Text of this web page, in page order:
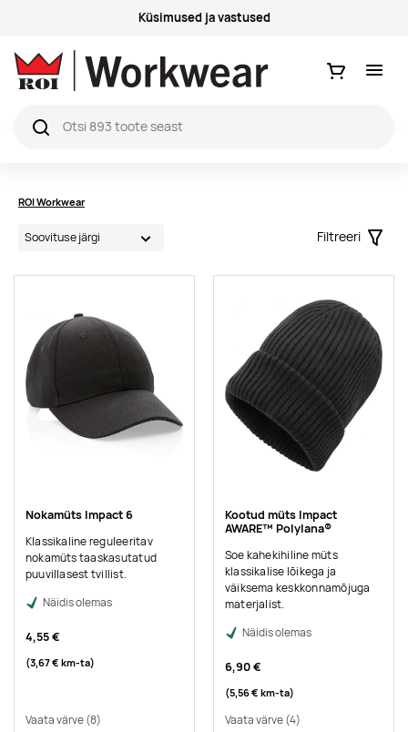
Küsimused ja vastused
Ostukorv
ROI Workwear
Filtreeri
Filter
Nokamüts Impact 6
Klassikaline reguleeritav
nokamüts taaskasutatud
puuvillasest tvillist.
Näidis olemas
4,55 €
(3,67 € km-ta)
Vaata värve(8)
Kootud müts Impact
AWARE™ Polylana®
Soe kahekihiline müts
klassikalise lõikega ja
väiksema keskkonnamõjuga
materjalist.
Näidis olemas
6,90 €
(5,56 € km-ta)
Vaata värve(4)